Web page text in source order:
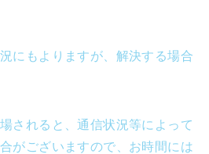
にもよりますが、解決する場合
されると、通信状況等によって
がございますので、お時間には